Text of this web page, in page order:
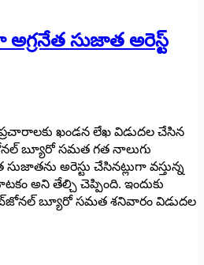
సుజాత అరెస్ట్‌
ప్రచారాలకు ఖండన లేఖ విడుదల చేసిన
బ్యూరో సమత గత నాలుగు
అరెస్టు చేసినట్లుగా వస్తున్న
అని తేల్చి చెప్పింది. ఇందుకు
బ్యూరో సమత శనివారం విడుదల